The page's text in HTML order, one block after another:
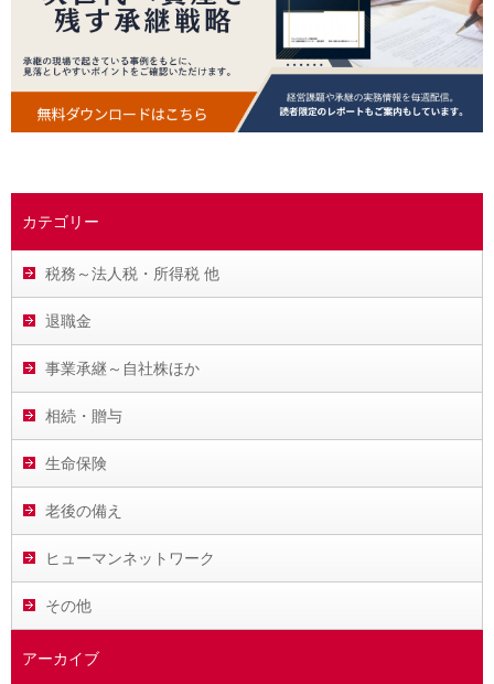
カテゴリー
税務～法人税・所得税 他
退職金
事業承継～自社株ほか
相続・贈与
生命保険
老後の備え
ヒューマンネットワーク
その他
アーカイブ